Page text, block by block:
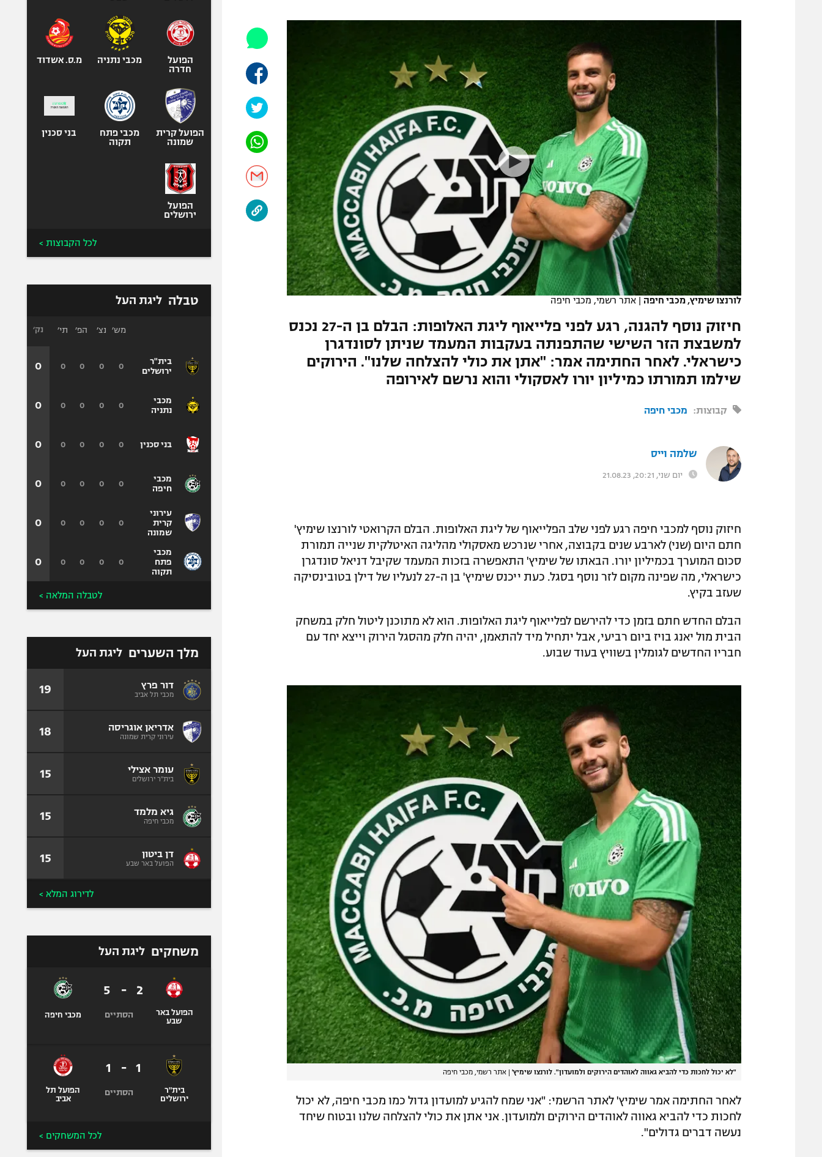
תנאי שימוש
מדיניות פרטיות
תקנון פעילות ספורט 1
רשיון להקרנה פומבית לבית עסק
הצטרפות לחבילת הערוצים
לוח דרושים – ג'ובנט
הפועל תל אביב
הפועל באר שבע
מכבי נתניה
בני יהודה
ליגה סינית
ליגות נוספות
אופניים
ספורט מוטורי
כדורמים
בייסבול MLB
ספורט אתגרי
אומנויות לחימה
לורנצו שימיץ, מכבי חיפה | אתר רשמי, מכבי חיפה
חיזוק נוסף להגנה, רגע לפני פלייאוף ליגת האלופות: הבלם בן ה-27 נכנס
למשבצת הזר השישי שהתפנתה בעקבות המעמד שניתן לסונדגרן
כישראלי. לאחר החתימה אמר: "אתן את כולי להצלחה שלנו". הירוקים
שילמו תמורתו כמיליון יורו לאסקולי והוא נרשם לאירופה
קבוצות: מכבי חיפה
שלמה וייס
יום שני, 20:21, 21.08.23
חיזוק נוסף למכבי חיפה רגע לפני שלב הפלייאוף של ליגת האלופות. הבלם הקרואטי לורנצו שימיץ'
חתם היום (שני) לארבע שנים בקבוצה, אחרי שנרכש מאסקולי מהליגה האיטלקית שנייה תמורת
סכום המוערך בכמיליון יורו. הבאתו של שימיץ' התאפשרה בזכות המעמד שקיבל דניאל סונדגרן
כישראלי, מה שפינה מקום לזר נוסף בסגל. כעת ייכנס שימיץ' בן ה-27 לנעליו של דילן בטובינסיקה
שעזב בקיץ.
הבלם החדש חתם בזמן כדי להירשם לפלייאוף ליגת האלופות. הוא לא מתוכנן ליטול חלק במשחק
הבית מול יאנג בויז ביום רביעי, אבל יתחיל מיד להתאמן, יהיה חלק מהסגל הירוק וייצא יחד עם
חבריו החדשים לגומלין בשוויץ בעוד שבוע.
"לא יכול לחכות כדי להביא גאווה לאוהדים הירוקים ולמועדון". לורנצו שימיץ' | אתר רשמי, מכבי חיפה
לאחר החתימה אמר שימיץ' לאתר הרשמי: "אני שמח להגיע למועדון גדול כמו מכבי חיפה, לא יכול
לחכות כדי להביא גאווה לאוהדים הירוקים ולמועדון. אני אתן את כולי להצלחה שלנו ובטוח שיחד
נעשה דברים גדולים".
הפועל
חדרה
מכבי נתניה מ.ס. אשדוד
הפועל קרית
שמונה
מכבי פתח
תקוה
בני סכנין
הפועל
ירושלים
לכל הקבוצות >
טבלה ליגת העל
בית"ר
ירושלים
מכבי
נתניה
בני סכנין
מכבי
חיפה
עירוני
קרית
שמונה
מכבי
פתח
תקוה
מש׳ נצ׳ הפ׳ תי׳
0
0
0
0
0
0
0
0
0
0
0
0
0
0
0
0
0
0
0
0
0
0
0
0
נק׳
0
0
0
0
0
0
לטבלה המלאה >
מלך השערים ליגת העל
דור פרץ
מכבי תל אביב 19
אדריאן אוגריסה
עירוני קרית שמונה 18
עומר אצילי
בית"ר ירושלים 15
גיא מלמד
מכבי חיפה 15
דן ביטון
הפועל באר שבע 15
לדירוג המלא >
משחקים ליגת העל
הפועל באר
שבע
2
-
5
הסתיים מכבי חיפה
בית"ר
ירושלים
1
-
1
הסתיים
הפועל תל
אביב
לכל המשחקים >